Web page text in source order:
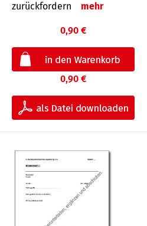
zurückfordern
mehr
0,90 €
0,90 €